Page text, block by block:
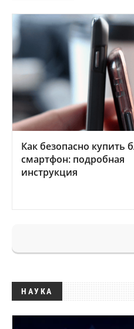
Как безопасно купить
смартфон: подробная
инструкция
НАУКА